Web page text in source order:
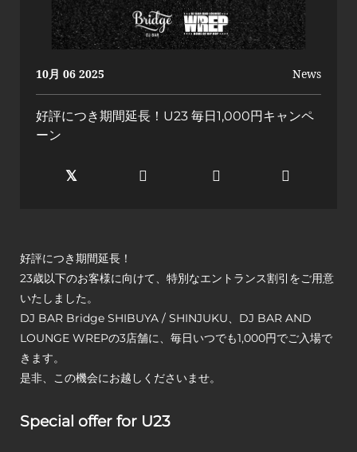
10月 06 2025 News
好評につき期間延長！U23 毎日1,000円キャンペ
ーン
好評につき期間延長！
23歳以下のお客様に向けて、特別なエントランス割引をご用意
いたしました。
DJ BAR Bridge SHIBUYA / SHINJUKU、DJ BAR AND
LOUNGE WREPの3店舗に、毎日いつでも1,000円でご入場で
きます。
是非、この機会にお越しくださいませ。
Special offer for U23